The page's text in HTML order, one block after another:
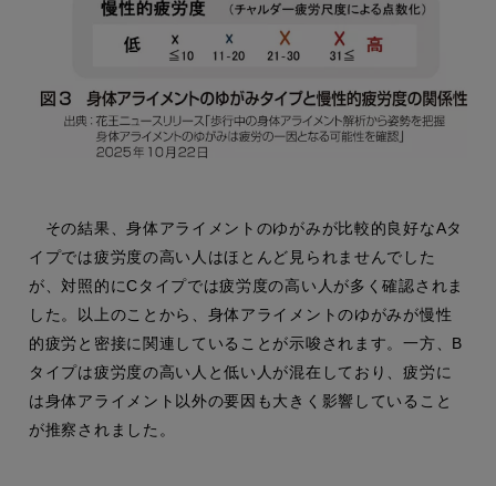
その結果、身体アライメントのゆがみが比較的良好なAタ
イプでは疲労度の高い人はほとんど見られませんでした
が、対照的にCタイプでは疲労度の高い人が多く確認されま
した。以上のことから、身体アライメントのゆがみが慢性
的疲労と密接に関連していることが示唆されます。一方、B
タイプは疲労度の高い人と低い人が混在しており、疲労に
は身体アライメント以外の要因も大きく影響していること
が推察されました。